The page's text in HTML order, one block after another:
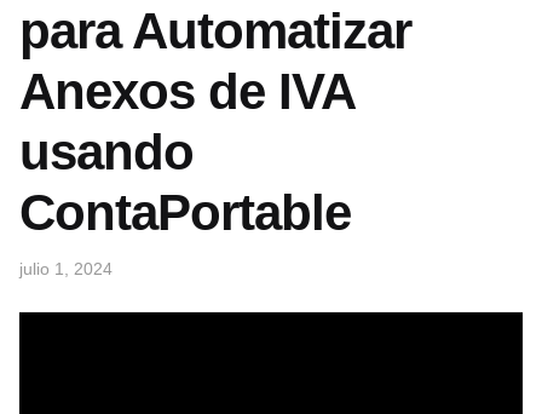
para Automatizar
Anexos de IVA
usando
ContaPortable
julio 1, 2024